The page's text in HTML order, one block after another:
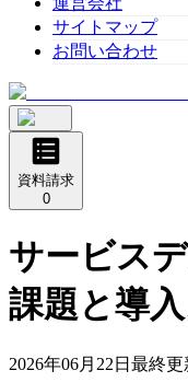
サイトマップ
お問い合わせ
資料請求
0
サービス
課題と導
2026年06月22日 最終更